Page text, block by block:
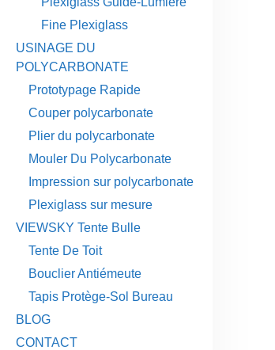
Fine Plexiglass
USINAGE DU
POLYCARBONATE
Prototypage Rapide
Couper polycarbonate
Plier du polycarbonate
Mouler Du Polycarbonate
Impression sur polycarbonate
Plexiglass sur mesure
VIEWSKY Tente Bulle
Tente De Toit
Bouclier Antiémeute
Tapis Protège-Sol Bureau
BLOG
CONTACT